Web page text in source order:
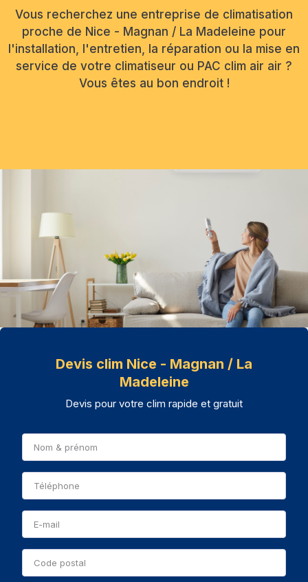
Vous recherchez une entreprise de climatisation
proche de Nice - Magnan / La Madeleine pour
l'installation, l'entretien, la réparation ou la mise en
service de votre climatiseur ou PAC clim air air ?
Vous êtes au bon endroit !
Devis clim Nice - Magnan / La
Madeleine
Devis pour votre clim rapide et gratuit